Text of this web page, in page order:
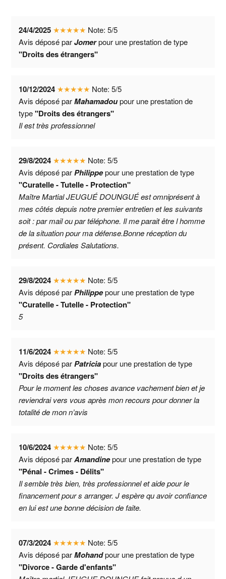
24/4/2025 ★★★★★ Note:5/5
Avis déposé parJomerpour une prestation de type
"Droits des étrangers"
10/12/2024 ★★★★★ Note:5/5
Avis déposé parMahamadoupour une prestation de
type"Droits des étrangers"
Il est très professionnel
29/8/2024 ★★★★★ Note:5/5
Avis déposé parPhilippepour une prestation de type
"Curatelle - Tutelle - Protection"
Maître Martial JEUGUÉ DOUNGUÉ est omniprésent à
mes côtés depuis notre premier entretien et les suivants
soit : par mail ou par téléphone. Il me parait être l homme
de la situation pour ma défense.Bonne réception du
présent. Cordiales Salutations.
29/8/2024 ★★★★★ Note:5/5
Avis déposé parPhilippepour une prestation de type
"Curatelle - Tutelle - Protection"
5
11/6/2024 ★★★★★ Note:5/5
Avis déposé parPatriciapour une prestation de type
"Droits des étrangers"
Pour le moment les choses avance vachement bien et je
reviendrai vers vous après mon recours pour donner la
totalité de mon n’avis
10/6/2024 ★★★★★ Note:5/5
Avis déposé parAmandinepour une prestation de type
"Pénal - Crimes - Délits"
Il semble très bien, très professionnel et aide pour le
financement pour s arranger. J espère qu avoir confiance
en lui est une bonne décision de faite.
07/3/2024 ★★★★★ Note:5/5
Avis déposé parMohandpour une prestation de type
"Divorce - Garde d'enfants"